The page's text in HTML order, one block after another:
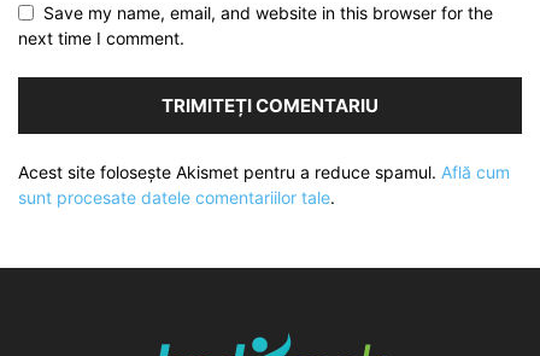
Save my name, email, and website in this browser for the
next time I comment.
Acest site folosește Akismet pentru a reduce spamul. Află cum
sunt procesate datele comentariilor tale.